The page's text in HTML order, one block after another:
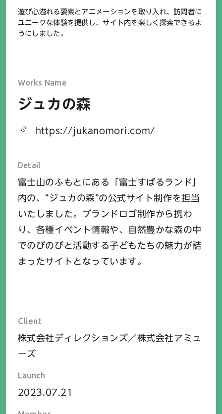
遊び心溢れる要素とアニメーションを取り入れ、訪問者に
ユニークな体験を提供し、サイト内を楽しく探索できるよ
うにしました。
Works Name
ジュカの森
https://jukanomori.com/
Detail
富士山のふもとにある「富士すばるランド」
内の、“ジュカの森”の公式サイト制作を担当
いたしました。ブランドロゴ制作から携わ
り、各種イベント情報や、自然豊かな森の中
でのびのびと活動する子どもたちの魅力が詰
まったサイトとなっています。
Client
株式会社ディレクションズ／株式会社アミュ
ーズ
Launch
2023.07.21